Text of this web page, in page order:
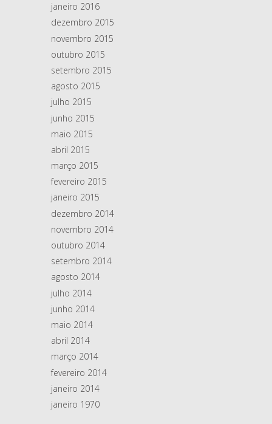
janeiro 2016
dezembro 2015
novembro 2015
outubro 2015
setembro 2015
agosto 2015
julho 2015
junho 2015
maio 2015
abril 2015
março 2015
fevereiro 2015
janeiro 2015
dezembro 2014
novembro 2014
outubro 2014
setembro 2014
agosto 2014
julho 2014
junho 2014
maio 2014
abril 2014
março 2014
fevereiro 2014
janeiro 2014
janeiro 1970